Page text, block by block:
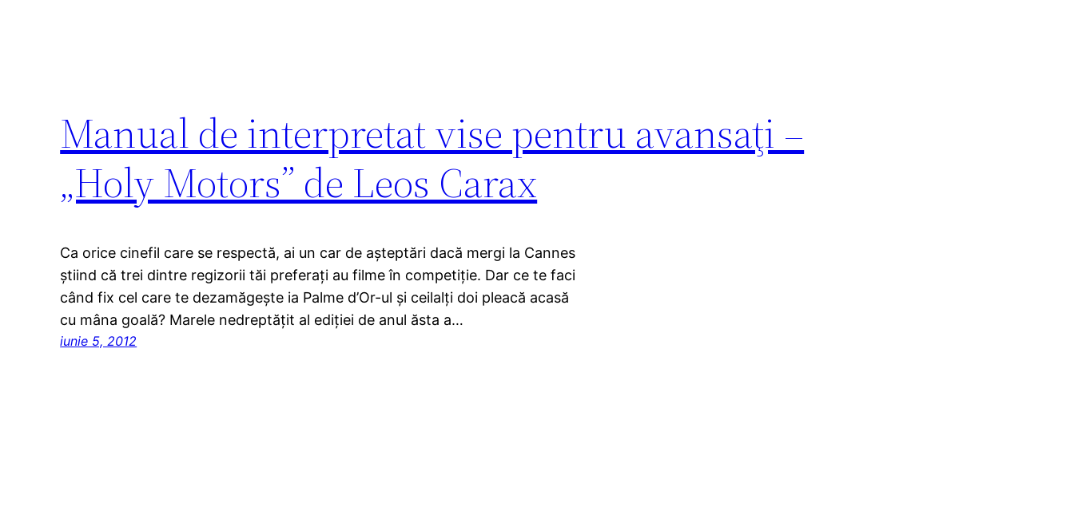
Manual de interpretat vise pentru avansaţi –
„Holy Motors” de Leos Carax
Ca orice cinefil care se respectă, ai un car de aşteptări dacă mergi la Cannes
ştiind că trei dintre regizorii tăi preferaţi au filme în competiţie. Dar ce te faci
când fix cel care te dezamăgeşte ia Palme d’Or-ul şi ceilalţi doi pleacă acasă
cu mâna goală? Marele nedreptăţit al ediţiei de anul ăsta a…
iunie 5, 2012